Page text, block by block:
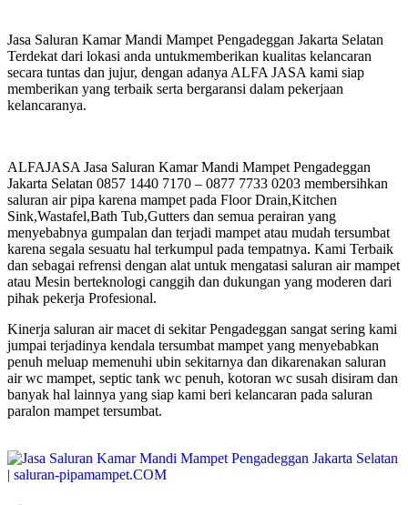
Jasa Saluran Kamar Mandi Mampet Pengadeggan Jakarta Selatan
Terdekat dari lokasi anda untukmemberikan kualitas kelancaran
secara tuntas dan jujur, dengan adanya ALFA JASA kami siap
memberikan yang terbaik serta bergaransi dalam pekerjaan
kelancaranya.
ALFAJASA Jasa Saluran Kamar Mandi Mampet Pengadeggan
Jakarta Selatan 0857 1440 7170 – 0877 7733 0203 membersihkan
saluran air pipa karena mampet pada Floor Drain,Kitchen
Sink,Wastafel,Bath Tub,Gutters dan semua perairan yang
menyebabnya gumpalan dan terjadi mampet atau mudah tersumbat
karena segala sesuatu hal terkumpul pada tempatnya. Kami Terbaik
dan sebagai refrensi dengan alat untuk mengatasi saluran air mampet
atau Mesin berteknologi canggih dan dukungan yang moderen dari
pihak pekerja Profesional.
Kinerja saluran air macet di sekitar Pengadeggan sangat sering kami
jumpai terjadinya kendala tersumbat mampet yang menyebabkan
penuh meluap memenuhi ubin sekitarnya dan dikarenakan saluran
air wc mampet, septic tank wc penuh, kotoran wc susah disiram dan
banyak hal lainnya yang siap kami beri kelancaran pada saluran
paralon mampet tersumbat.